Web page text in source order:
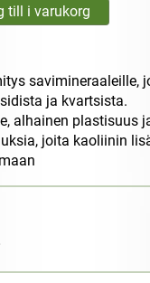
savimineraaleille,
ja kvartsista.
alhainen plastisuus
joita kaoliinin